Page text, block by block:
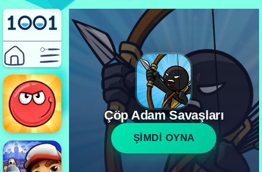
Çöp Adam Savaşları
ŞİMDİ OYNA